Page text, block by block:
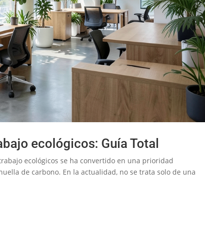
ecológicos: Guía Total
ecológicos se ha convertido en una prioridad
de carbono. En la actualidad, no se trata solo de una